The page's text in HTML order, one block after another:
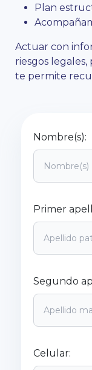
Plan
Actuar con
riesgos
te permite
Nombre(s):
Primer
Segundo
Celular: